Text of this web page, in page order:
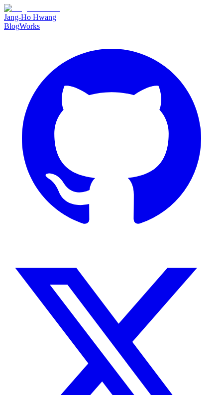
Jang-Ho Hwang
BlogWorks